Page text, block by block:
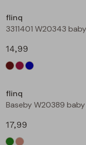
Bermuda's
flinq
14,99
flinq
17,99